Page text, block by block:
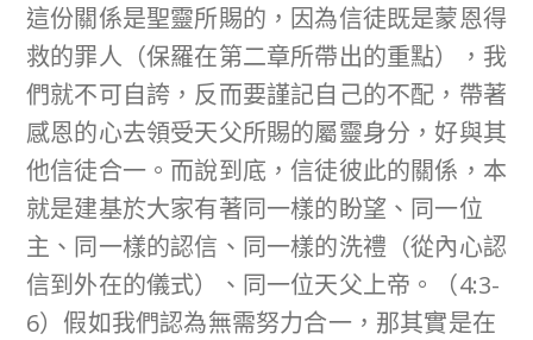
這份關係是聖靈所賜的，因為信徒既是蒙恩得
救的罪人（保羅在第二章所帶出的重點），我
們就不可自誇，反而要謹記自己的不配，帶著
感恩的心去領受天父所賜的屬靈身分，好與其
他信徒合一。而說到底，信徒彼此的關係，本
就是建基於大家有著同一樣的盼望、同一位
主、同一樣的認信、同一樣的洗禮（從內心認
信到外在的儀式）、同一位天父上帝。（4:3-
6）假如我們認為無需努力合一，那其實是在